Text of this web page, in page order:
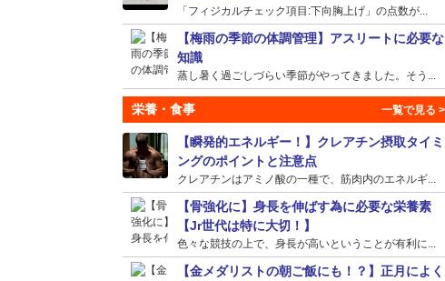
「フィジカルチェック項目:下向胸上げ」の点数が...
【梅雨の季節の体調管理】アスリートに必要な
知識
蒸し暑く過ごしづらい季節がやってきました。そう...
栄養・食事
【瞬発的エネルギー！】クレアチン摂取タイミ
ングのポイントと注意点
クレアチンはアミノ酸の一種で、筋肉内のエネルギ...
【骨強化に】身長を伸ばす為に必要な栄養素
【Jr世代は特に大切！】
色々な競技の上で、身長が高いということが有利に...
【金メダリストの朝ご飯にも！？】正月によく